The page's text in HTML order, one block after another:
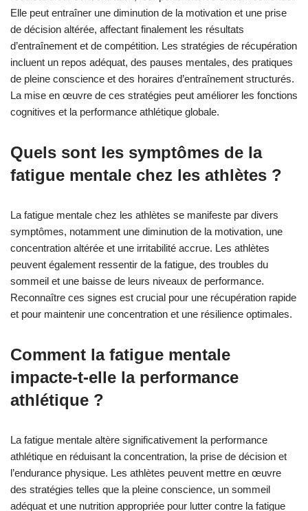
Elle peut entraîner une diminution de la motivation et une prise
de décision altérée, affectant finalement les résultats
d’entraînement et de compétition. Les stratégies de récupération
incluent un repos adéquat, des pauses mentales, des pratiques
de pleine conscience et des horaires d’entraînement structurés.
La mise en œuvre de ces stratégies peut améliorer les fonctions
cognitives et la performance athlétique globale.
Quels sont les symptômes de la
fatigue mentale chez les athlètes ?
La fatigue mentale chez les athlètes se manifeste par divers
symptômes, notamment une diminution de la motivation, une
concentration altérée et une irritabilité accrue. Les athlètes
peuvent également ressentir de la fatigue, des troubles du
sommeil et une baisse de leurs niveaux de performance.
Reconnaître ces signes est crucial pour une récupération rapide
et pour maintenir une concentration et une résilience optimales.
Comment la fatigue mentale
impacte-t-elle la performance
athlétique ?
La fatigue mentale altère significativement la performance
athlétique en réduisant la concentration, la prise de décision et
l’endurance physique. Les athlètes peuvent mettre en œuvre
des stratégies telles que la pleine conscience, un sommeil
adéquat et une nutrition appropriée pour lutter contre la fatigue